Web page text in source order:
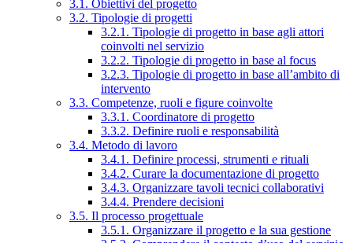
3.1. Obiettivi del progetto
3.2. Tipologie di progetti
3.2.1. Tipologie di progetto in base agli attori
coinvolti nel servizio
3.2.2. Tipologie di progetto in base al focus
3.2.3. Tipologie di progetto in base all’ambito di
intervento
3.3. Competenze, ruoli e figure coinvolte
3.3.1. Coordinatore di progetto
3.3.2. Definire ruoli e responsabilità
3.4. Metodo di lavoro
3.4.1. Definire processi, strumenti e rituali
3.4.2. Curare la documentazione di progetto
3.4.3. Organizzare tavoli tecnici collaborativi
3.4.4. Prendere decisioni
3.5. Il processo progettuale
3.5.1. Organizzare il progetto e la sua gestione